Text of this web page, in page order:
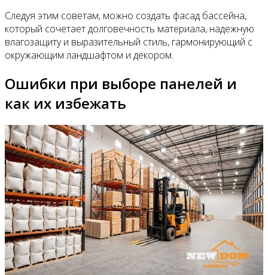
Следуя этим советам, можно создать фасад бассейна,
который сочетает долговечность материала, надежную
влагозащиту и выразительный стиль, гармонирующий с
окружающим ландшафтом и декором.
Ошибки при выборе панелей и
как их избежать